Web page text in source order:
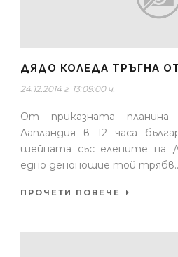
ДЯДО КОЛЕДА ТРЪГНА
24.12.2014 г. 13:09:00 ч.
От приказната
Лапландия в 12 часа
шейната със елените на
едно денонощие той
ПРОЧЕТИ ПОВЕЧЕ